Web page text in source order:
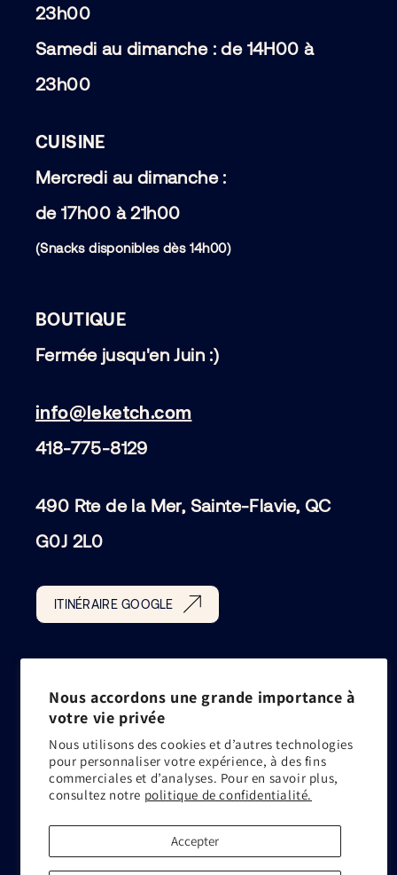
Nous accordons une grande importance à
votre vie privée
Nous utilisons des cookies et d’autres technologies
pour personnaliser votre expérience, à des fins
commerciales et d’analyses. Pour en savoir plus,
consultez notre politique de confidentialité.
Accepter
23h00
Samedi au dimanche : de 14H00 à
23h00
CUISINE
Mercredi au dimanche :
de 17h00 à 21h00
(Snacks disponibles dès 14h00)
BOUTIQUE
Fermée jusqu'en Juin :)
info@leketch.com
418-775-8129
490 Rte de la Mer, Sainte-Flavie, QC
G0J 2L0
ITINÉRAIRE GOOGLE
© 2026,Le Ketch Commerce électronique propulsé par Shopify